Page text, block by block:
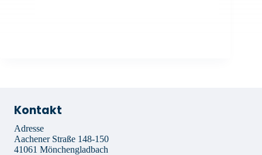
Kontakt
Adresse
Aachener Straße 148-150
41061 Mönchengladbach